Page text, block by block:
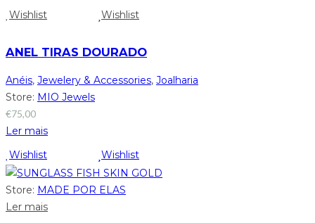
Wishlist
Wishlist
ANEL TIRAS DOURADO
Anéis, Jewelery & Accessories, Joalharia
Store: MIO Jewels
€75,00
Ler mais
Wishlist
Wishlist
Store: MADE POR ELAS
Ler mais